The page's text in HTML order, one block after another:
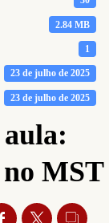
2.84 MB
1
23 de julho de 2025
23 de julho de 2025
MST